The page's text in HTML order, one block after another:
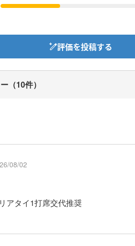
評価を投稿する
（10件）
08/02
アタイ1打席交代推奨